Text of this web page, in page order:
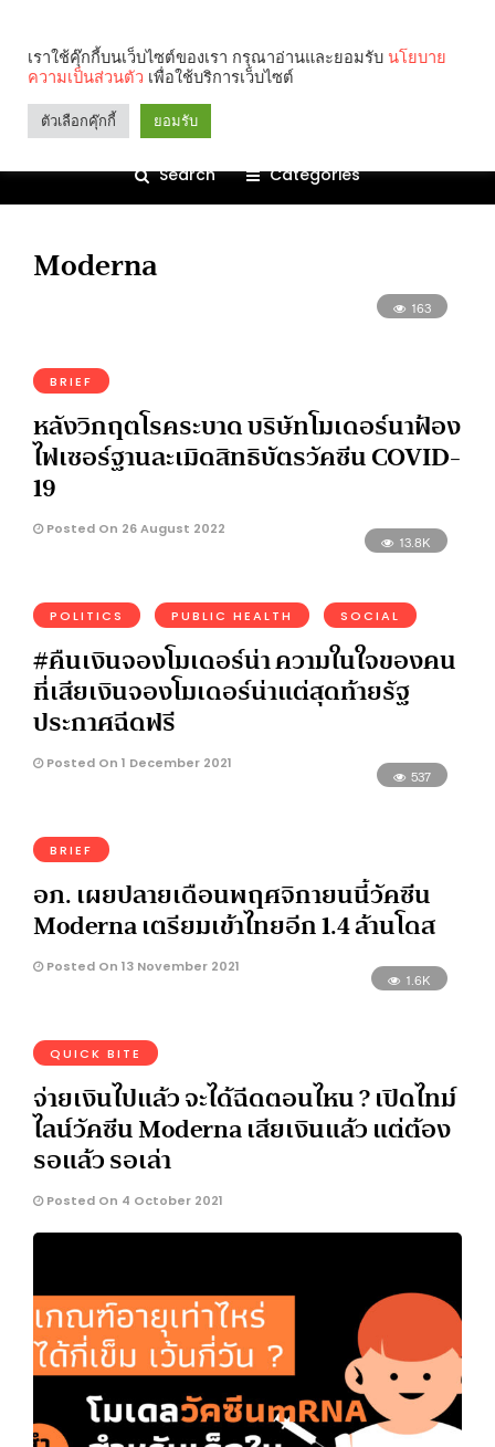
Search Categories
Moderna
163
BRIEF
หลังวิกฤตโรคระบาด บริษัทโมเดอร์นาฟ้อง
ไฟเซอร์ฐานละเมิดสิทธิบัตรวัคซีน COVID-
19
Posted On 26 August 2022
13.8K
POLITICS PUBLIC HEALTH SOCIAL
#คืนเงินจองโมเดอร์น่า ความในใจของคน
ที่เสียเงินจองโมเดอร์น่าแต่สุดท้ายรัฐ
ประกาศฉีดฟรี
Posted On 1 December 2021
537
BRIEF
อภ. เผยปลายเดือนพฤศจิกายนนี้วัคซีน
Moderna เตรียมเข้าไทยอีก 1.4 ล้านโดส
Posted On 13 November 2021
1.6K
QUICK BITE
จ่ายเงินไปแล้ว จะได้ฉีดตอนไหน ? เปิดไทม์
ไลน์วัคซีน Moderna เสียเงินแล้ว แต่ต้อง
รอแล้ว รอเล่า
Posted On 4 October 2021
เราใช้คุ๊กกี้บนเว็บไซต์ของเรา กรุณาอ่านและยอมรับ นโยบาย
ความเป็นส่วนตัว เพื่อใช้บริการเว็บไซต์
ตัวเลือกคุ๊กกี้ ยอมรับ